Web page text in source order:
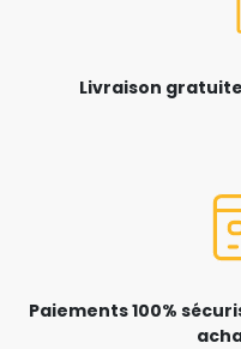
Livraison
Paiements 100%